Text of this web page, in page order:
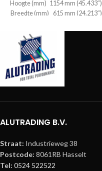
Hoogte (mm) 1154 mm (45.433″)
Breedte (mm) 615 mm (24.213″)
Kleur Zwart
Frame Metaal
Materiaal Staal
Let op: vanwege de grootte van het
product kunnen er naast onze
standaard verzendkosten extra
gebracht. Voordat uw bestelling
bevestiging ter goedkeuring.
ALUTRADING B.V.
Straat: Industrieweg 38
Postcode: 8061RB Hasselt
Tel: 0524 522522